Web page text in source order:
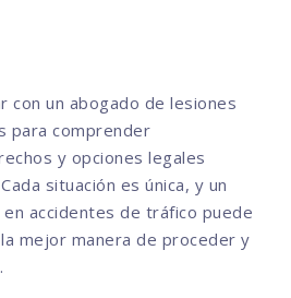
con un abogado de lesiones
para comprender
y opciones legales
situación es única, y un
accidentes de tráfico puede
mejor manera de proceder y